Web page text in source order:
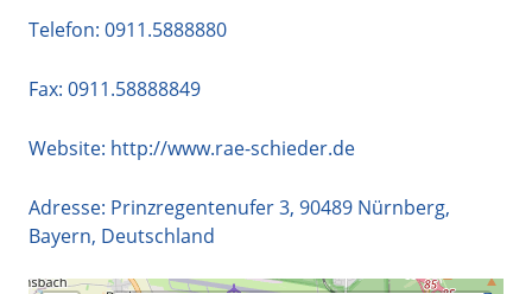
Telefon: 0911.5888880
Fax: 0911.58888849
Website: http://www.rae-schieder.de
Adresse: Prinzregentenufer 3, 90489 Nürnberg,
Bayern, Deutschland